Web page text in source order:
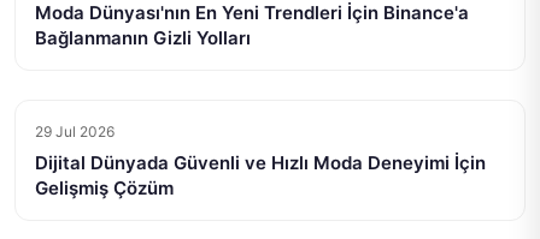
Moda Dünyası'nın En Yeni Trendleri İçin Binance'a
Bağlanmanın Gizli Yolları
29 Jul 2026
Dijital Dünyada Güvenli ve Hızlı Moda Deneyimi İçin
Gelişmiş Çözüm